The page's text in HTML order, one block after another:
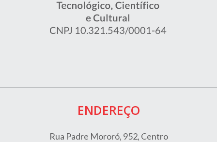
ENDEREÇO
Rua Padre Mororó, 952, Centro